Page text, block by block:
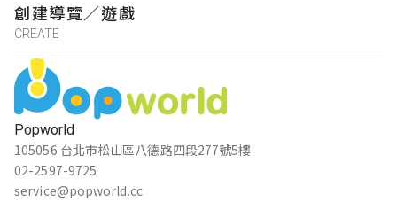
Popworld
105056 台北市松山區八德路四段277號5樓
02-2597-9725
service@popworld.cc
創建導覽／遊戲
CREATE